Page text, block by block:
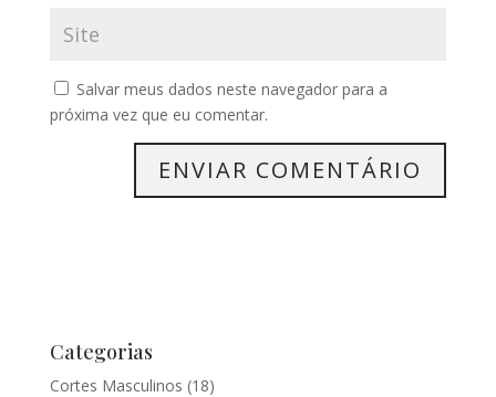
Salvar meus dados neste navegador para a
próxima vez que eu comentar.
Categorias
Cortes Masculinos (18)